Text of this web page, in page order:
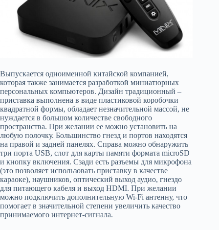
Выпускается одноименной китайской компанией,
которая также занимается разработкой миниатюрных
персональных компьютеров. Дизайн традиционный –
приставка выполнена в виде пластиковой коробочки
квадратной формы, обладает незначительной массой, не
нуждается в большом количестве свободного
пространства. При желании ее можно установить на
любую полочку. Большинство гнезд и портов находятся
на правой и задней панелях. Справа можно обнаружить
три порта USB, слот для карты памяти формата microSD
и кнопку включения. Сзади есть разъемы для микрофона
(это позволяет использовать приставку в качестве
караоке), наушников, оптический выход аудио, гнездо
для питающего кабеля и выход HDMI. При желании
можно подключить дополнительную Wi-Fi антенну, что
помогает в значительной степени увеличить качество
принимаемого интернет-сигнала.